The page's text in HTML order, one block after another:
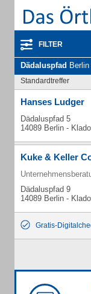
FILTER
Dädaluspfad Berlin
Standardtreffer
Hanses Ludger
Dädaluspfad 5
14089 Berlin -
Kuke & Keller
Dädaluspfad 9
14089 Berlin -
Gratis-